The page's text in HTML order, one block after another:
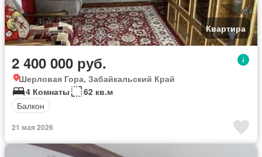
Квартира
2 400 000 руб.
Шерловая Гора, Забайкальский Край
4 Комнаты
62 кв.м
Балкон
21 мая 2026